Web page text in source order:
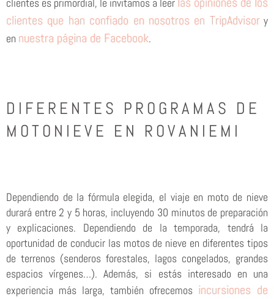
clientes que han confiado en nosotros en TripAdvisory
en nuestra página de Facebook.
DIFERENTES PROGRAMAS DE
MOTONIEVE EN ROVANIEMI
Dependiendo de la fórmula elegida, el viaje en moto de nieve
durará entre 2 y 5 horas, incluyendo 30 minutos de preparación
y explicaciones. Dependiendo de la temporada, tendrá la
oportunidad de conducir las motos de nieve en diferentes tipos
de terrenos (senderos forestales, lagos congelados, grandes
espacios vírgenes…). Además, si estás interesado en una
experiencia más larga, también ofrecemos incursiones de